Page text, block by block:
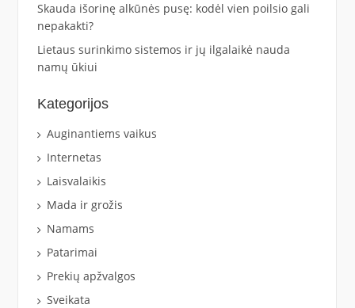
Skauda išorinę alkūnės pusę: kodėl vien poilsio gali
nepakakti?
Lietaus surinkimo sistemos ir jų ilgalaikė nauda
namų ūkiui
Kategorijos
Auginantiems vaikus
Internetas
Laisvalaikis
Mada ir grožis
Namams
Patarimai
Prekių apžvalgos
Sveikata